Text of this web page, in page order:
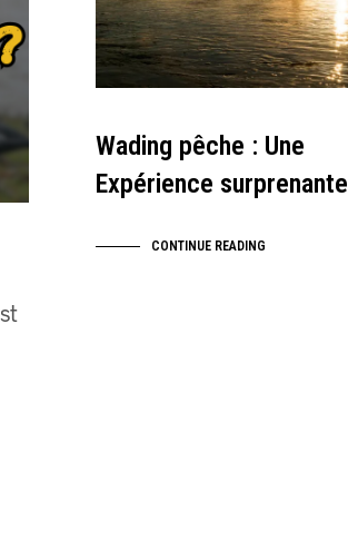
Wading pêche : Une
Expérience surprenante
CONTINUE READING